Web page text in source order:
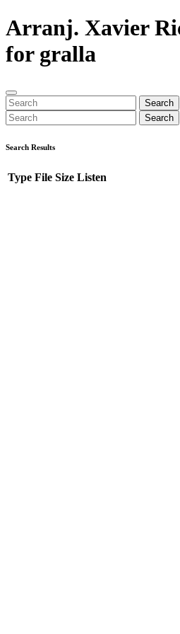
Arranj. Xavier
for gralla
Search
Search
Search Results
Type File Size Listen